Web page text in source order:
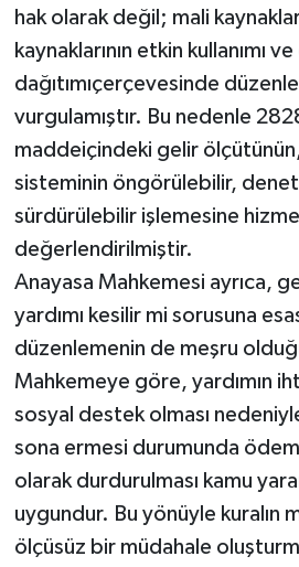
hak olarak değil; mali
kaynaklarının etkin kullanımı
dağıtımıçerçevesinde
vurgulamıştır. Bu nedenle
maddeiçindeki gelir
sisteminin öngörülebilir,
sürdürülebilir işlemesine
değerlendirilmiştir.
Anayasa Mahkemesi ayrıca,
yardımı kesilir mi sorusuna
düzenlemenin de meşru
Mahkemeye göre, yardımın
sosyal destek olması
sona ermesi durumunda
olarak durdurulması kamu
uygundur. Bu yönüyle kuralın
ölçüsüz bir müdahale